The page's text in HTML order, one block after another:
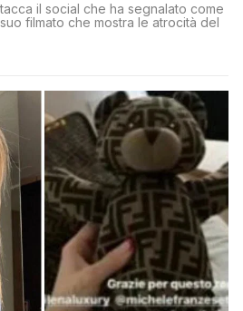
il social che ha segnalato come
filmato che mostra le atrocità del